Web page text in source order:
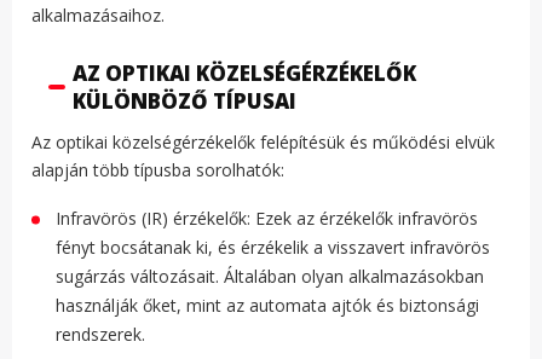
alkalmazásaihoz.
AZ OPTIKAI KÖZELSÉGÉRZÉKELŐK
KÜLÖNBÖZŐ TÍPUSAI
Az optikai közelségérzékelők felépítésük és működési elvük
alapján több típusba sorolhatók:
Infravörös (IR) érzékelők: Ezek az érzékelők infravörös
fényt bocsátanak ki, és érzékelik a visszavert infravörös
sugárzás változásait. Általában olyan alkalmazásokban
használják őket, mint az automata ajtók és biztonsági
rendszerek.